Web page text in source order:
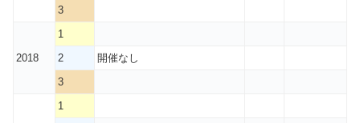
3
2018
1
2
開催なし
3
1